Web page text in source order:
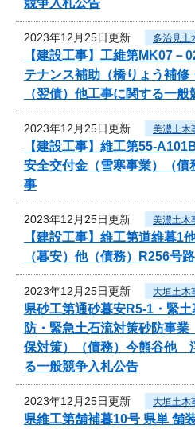
2023年12月25日更新 多治見土
【建設工事】工維第MK07
テナンス補助（橋りょう補修
（翌債）他工事に関する一
2023年12月25日更新 美濃土木
【建設工事】維工第55-
安全交付金（雪寒事業）（債
事
2023年12月25日更新 美濃土木
【建設工事】維工第道維暮1
（暮安）他（債務）R256号
2023年12月25日更新 大垣土木
県砂工第通砂暮安R5-1・緊
防・緊急土石流対策砂防事
保対策）（債務）今熊谷他
る一般競争入札公告
2023年12月25日更新 大垣土木
県維工第舗補暮10号 県単 舗